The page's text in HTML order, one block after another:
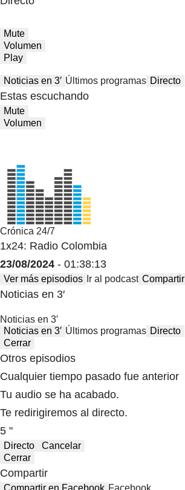
Mute
Volumen
Play
Noticias en 3′ Últimos programas Directo
Estas escuchando
Mute
Volumen
Crónica 24/7
1x24: Radio Colombia
23/08/2024 - 01:38:13
Ver más episodios Ir al podcast Compartir
Noticias en 3′
Noticias en 3′
Noticias en 3′ Últimos programas Directo
Cerrar
Otros episodios
Cualquier tiempo pasado fue anterior
Tu audio se ha acabado.
Te redirigiremos al directo.
5 "
Directo
Cancelar
Cerrar
Compartir
Compartir en Facebook Facebook